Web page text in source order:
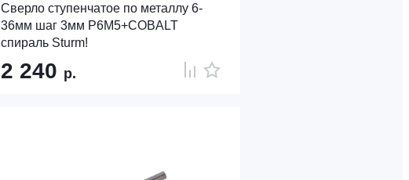
Сверло ступенчатое по металлу 6-
36мм шаг 3мм Р6М5+COBALT
спираль Sturm!
2 240 р.